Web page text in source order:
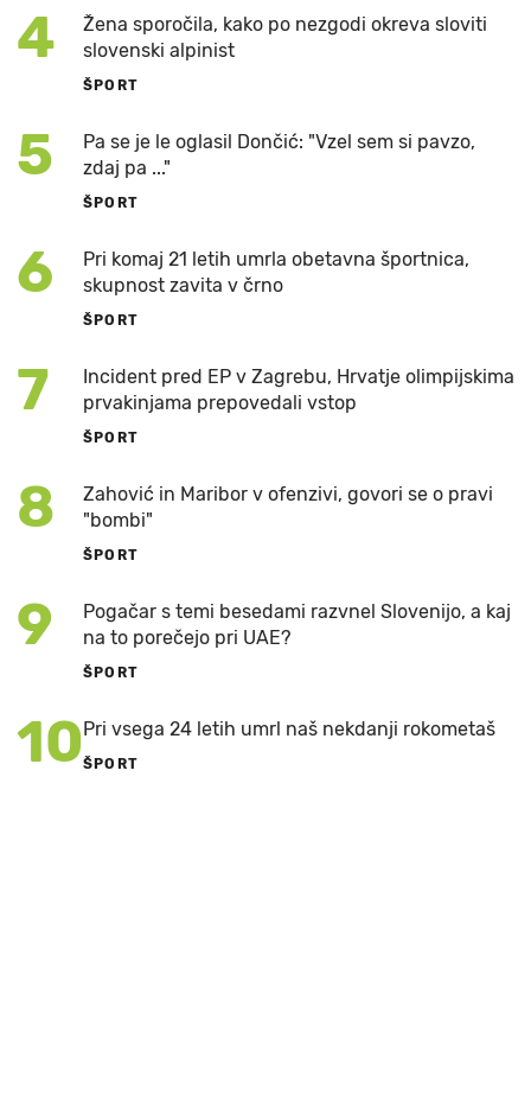
4
Žena sporočila, kako po nezgodi okreva sloviti
slovenski alpinist
ŠPORT
5
Pa se je le oglasil Dončić: "Vzel sem si pavzo,
zdaj pa ..."
ŠPORT
6
Pri komaj 21 letih umrla obetavna športnica,
skupnost zavita v črno
ŠPORT
7
Incident pred EP v Zagrebu, Hrvatje olimpijskima
prvakinjama prepovedali vstop
ŠPORT
8
Zahović in Maribor v ofenzivi, govori se o pravi
"bombi"
ŠPORT
9
Pogačar s temi besedami razvnel Slovenijo, a kaj
na to porečejo pri UAE?
ŠPORT
10Pri vsega 24 letih umrl naš nekdanji rokometaš
ŠPORT